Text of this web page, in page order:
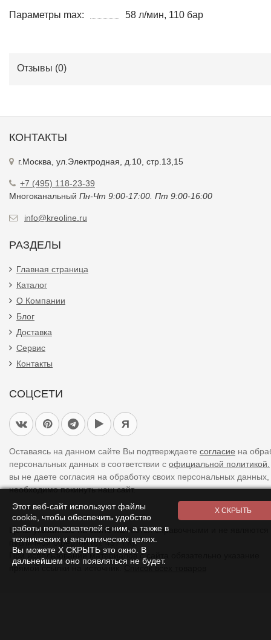
Параметры max:
58 л/мин, 110 бар
Отзывы (0)
КОНТАКТЫ
г.Москва, ул.Электродная, д.10, стр.13,15
+7 (495) 118-23-39
Многоканальный Пн-Чт 9:00-17:00. Пт 9:00-16:00
info@kreoline.ru
РАЗДЕЛЫ
Главная страница
Каталог
О Компании
Блог
Доставка
Сервис
Контакты
СОЦСЕТИ
Я
Оставаясь на данном сайте Вы подтверждаете согласие на
персональных данных в соответствии с официальной политикой.
вы не даете согласия на обработку своих персональных
необходимо покинуть наш сайт.
Цены указанные на сайте являются справочными и не являются
публичной офертой (ст. 437 ГК).
При использованииматериаловс сайта обязательно указание
прямой ссылки на источник.
Список всех товаров
Этот веб-сайт используют файлы
cookie, чтобы обеспечить удобство
работы пользователей с ним, а также в
технических и аналитических целях.
Вы можете Х СКРЫТЬ это окно. В
дальнейшем оно появляться не будет.